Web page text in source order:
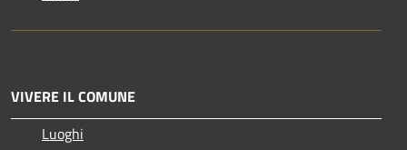
VIVERE IL COMUNE
Luoghi